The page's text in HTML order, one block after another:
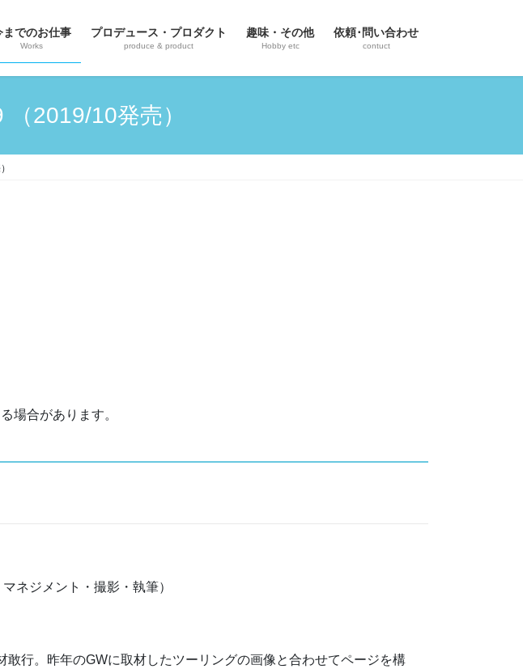
までのお仕事
Works
プロデュース・プロダクト
produce & product
趣味・その他
Hobby etc
依頼･問い合わせ
contuct
2019/10発売）
場合があります。
ネジメント・撮影・執筆）
行。昨年のGWに取材したツーリングの画像と合わせてページを構